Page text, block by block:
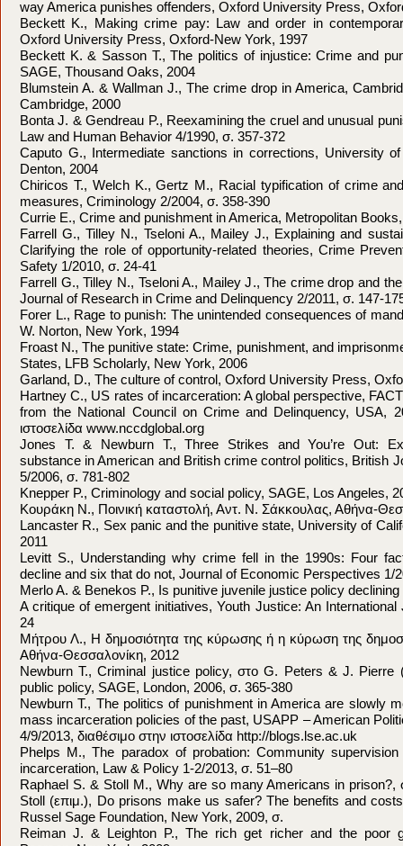
way America punishes offenders, Oxford University Press,
Beckett K., Making crime pay: Law and order in
Oxford University Press, Oxford-New York, 1997
Beckett K. & Sasson T., The politics of injustice: Crime and
SAGE, Thousand Oaks, 2004
Blumstein A. & Wallman J., The crime drop in America,
Cambridge, 2000
Bonta J. & Gendreau P., Reexamining the cruel and unusual
Law and Human Behavior 4/1990, σ. 357-372
Caputo G., Intermediate sanctions in corrections, University
Denton, 2004
Chiricos T., Welch K., Gertz M., Racial typification of crime
measures, Criminology 2/2004, σ. 358-390
Currie E., Crime and punishment in America, Metropolitan
Farrell G., Tilley N., Tseloni A., Mailey J., Explaining and
Clarifying the role of opportunity-related theories, Crime
Safety 1/2010, σ. 24-41
Farrell G., Tilley N., Tseloni A., Mailey J., The crime drop and
Journal of Research in Crime and Delinquency 2/2011, σ. 147-
Forer L., Rage to punish: The unintended consequences of
W. Norton, New York, 1994
Froast N., The punitive state: Crime, punishment, and
States, LFB Scholarly, New York, 2006
Garland, D., The culture of control, Oxford University Press,
Hartney C., US rates of incarceration: A global perspective,
from the National Council on Crime and Delinquency, USA,
ιστοσελίδα www.nccdglobal.org
Jones T. & Newburn T., Three Strikes and You’re Out:
substance in American and British crime control politics, British
5/2006, σ. 781-802
Knepper P., Criminology and social policy, SAGE, Los Angeles,
Κουράκη Ν., Ποινική καταστολή, Αντ. Ν. Σάκκουλας, Αθήνα-
Lancaster R., Sex panic and the punitive state, University of
2011
Levitt S., Understanding why crime fell in the 1990s: Four
decline and six that do not, Journal of Economic Perspectives 1/
Merlo A. & Benekos P., Is punitive juvenile justice policy
A critique of emergent initiatives, Youth Justice: An
24
Μήτρου Λ., Η δημοσιότητα της κύρωσης ή η κύρωση της
Αθήνα-Θεσσαλονίκη, 2012
Newburn T., Criminal justice policy, στο G. Peters & J. Pierre
public policy, SAGE, London, 2006, σ. 365-380
Newburn T., The politics of punishment in America are slowly
mass incarceration policies of the past, USAPP – American
4/9/2013, διαθέσιμο στην ιστοσελίδα http://blogs.lse.ac.uk
Phelps M., The paradox of probation: Community
incarceration, Law & Policy 1-2/2013, σ. 51–80
Raphael S. & Stoll M., Why are so many Americans in prison?,
Stoll (επιμ.), Do prisons make us safer? The benefits and
Russel Sage Foundation, New York, 2009, σ.
Reiman J. & Leighton P., The rich get richer and the poor